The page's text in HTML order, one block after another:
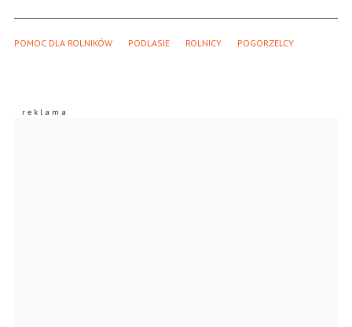
POMOC DLA ROLNIKÓW PODLASIE ROLNICY POGORZELCY